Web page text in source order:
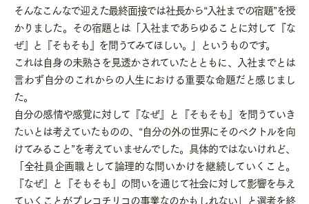
そんなこんなで迎えた最終面接では社長から“入社までの宿題”を授
かりました。その宿題とは「入社まであらゆることに対して『な
ぜ』と『そもそも』を問うてみてほしい。」というものです。
これは自身の未熟さを見透かされていたとともに、入社までとは
言わず自分のこれからの人生における重要な命題だと感じまし
た。
自分の感情や感覚に対して『なぜ』と『そもそも』を問うていき
たいとは考えていたものの、“自分の外の世界にそのベクトルを向
けてみること”を考えていませんでした。具体的ではないけれど、
「全社員企画職として論理的な問いかけを継続していくこと。
『なぜ』と『そもそも』の問いを通じて社会に対して影響を与え
ていくことがプレコチリコの事業なのかもしれない」と選考を終